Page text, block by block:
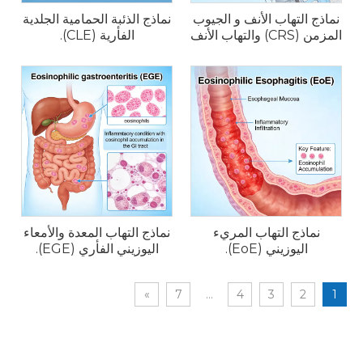
نماذج التهاب الأنف و الجيوب
المزمن (CRS) والتهاب الأنف
نماذج الذئبة الحمامية الجلدية
الفأرية (CLE).
نماذج التهاب المريء
اليوزيني (EoE).
نماذج التهاب المعدة والأمعاء
اليوزيني الفأري (EGE).
1
2
3
4
...
7
»